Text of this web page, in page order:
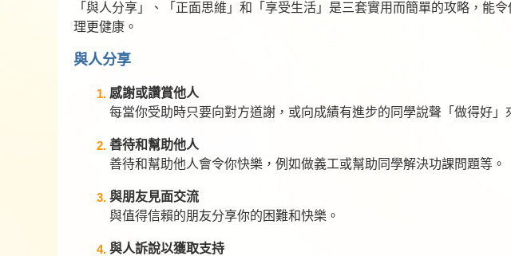
「與人分享」、「正面思維」和「享受生活」是三套實用而簡單的攻略，
理更健康。
與人分享
感謝或讚賞他人
每當你受助時只要向對方道謝，或向成績有進步的同學說聲「做得好
善待和幫助他人
善待和幫助他人會令你快樂，例如做義工或幫助同學解決功課問題等。
與朋友見面交流
與值得信賴的朋友分享你的困難和快樂。
與人訴說以獲取支持